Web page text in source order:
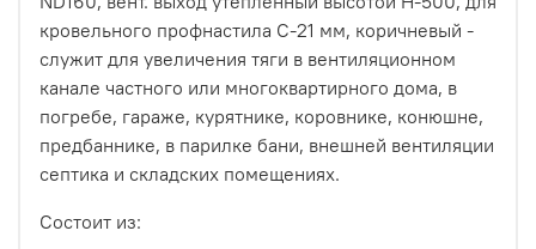
кровельного профнастила С-21 мм, коричневый -
служит для увеличения тяги в вентиляционном
канале частного или многоквартирного дома, в
погребе, гараже, курятнике, коровнике, конюшне,
предбаннике, в парилке бани, внешней вентиляции
септика и складских помещениях.
Состоит из: